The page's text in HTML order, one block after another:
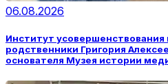
06.08.2026
Институт усовершенствования
родственники Григория
основателя Музея истории